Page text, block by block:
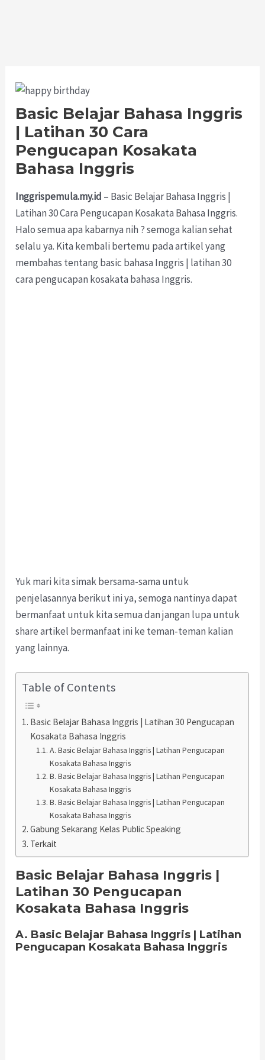
Basic Belajar Bahasa Inggris
| Latihan 30 Cara
Pengucapan Kosakata
Bahasa Inggris
Inggrispemula.my.id – Basic Belajar Bahasa Inggris |
Latihan 30 Cara Pengucapan Kosakata Bahasa Inggris.
Halo semua apa kabarnya nih ? semoga kalian sehat
selalu ya. Kita kembali bertemu pada artikel yang
membahas tentang basic bahasa Inggris | latihan 30
cara pengucapan kosakata bahasa Inggris.
Yuk mari kita simak bersama-sama untuk
penjelasannya berikut ini ya, semoga nantinya dapat
bermanfaat untuk kita semua dan jangan lupa untuk
share artikel bermanfaat ini ke teman-teman kalian
yang lainnya.
Table of Contents
Basic Belajar Bahasa Inggris | Latihan 30 Pengucapan
Kosakata Bahasa Inggris
A. Basic Belajar Bahasa Inggris | Latihan Pengucapan
Kosakata Bahasa Inggris
B. Basic Belajar Bahasa Inggris | Latihan Pengucapan
Kosakata Bahasa Inggris
B. Basic Belajar Bahasa Inggris | Latihan Pengucapan
Kosakata Bahasa Inggris
Gabung Sekarang Kelas Public Speaking
Terkait
Basic Belajar Bahasa Inggris |
Latihan 30 Pengucapan
Kosakata Bahasa Inggris
A. Basic Belajar Bahasa Inggris | Latihan
Pengucapan Kosakata Bahasa Inggris